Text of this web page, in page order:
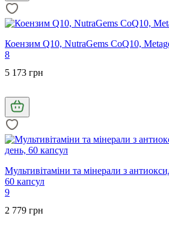
Коензим Q10, NutraGems CoQ10,
8
5 173 грн
Мультивітаміни та мінерали з
60 капсул
9
2 779 грн